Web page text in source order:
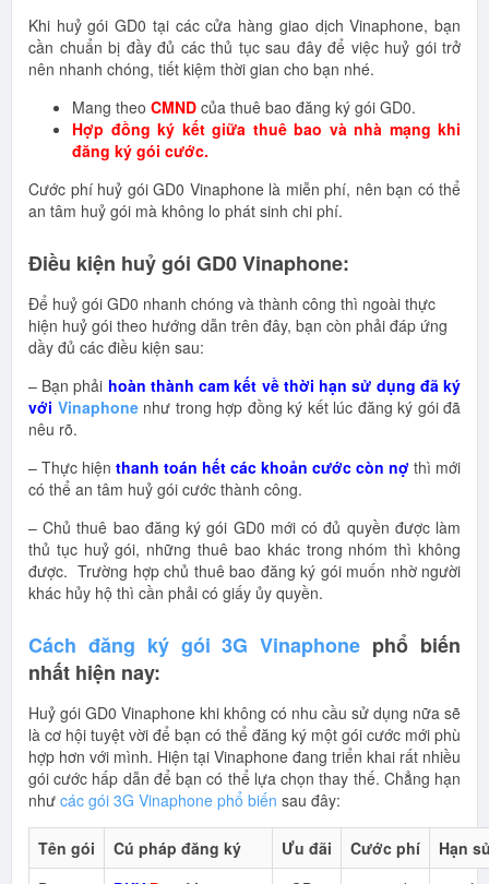
Khi huỷ gói GD0 tại các cửa hàng giao dịch Vinaphone, bạn
cần chuẩn bị đầy đủ các thủ tục sau đây để việc huỷ gói trở
nên nhanh chóng, tiết kiệm thời gian cho bạn nhé.
Mang theo CMND của thuê bao đăng ký gói GD0.
Hợp đồng ký kết giữa thuê bao và nhà mạng khi
đăng ký gói cước.
Cước phí huỷ gói GD0 Vinaphone là miễn phí, nên bạn có thể
an tâm huỷ gói mà không lo phát sinh chi phí.
Điều kiện huỷ gói GD0 Vinaphone:
Để huỷ gói GD0 nhanh chóng và thành công thì ngoài thực
hiện huỷ gói theo hướng dẫn trên đây, bạn còn phải đáp ứng
dầy đủ các điều kiện sau:
– Bạn phải hoàn thành cam kết về thời hạn sử dụng đã ký
với Vinaphonenhư trong hợp đồng ký kết lúc đăng ký gói đã
nêu rõ.
– Thực hiện thanh toán hết các khoản cước còn nợ thì mới
có thể an tâm huỷ gói cước thành công.
– Chủ thuê bao đăng ký gói GD0 mới có đủ quyền được làm
thủ tục huỷ gói, những thuê bao khác trong nhóm thì không
được. Trường hợp chủ thuê bao đăng ký gói muốn nhờ người
khác hủy hộ thì cần phải có giấy ủy quyền.
Cách đăng ký gói 3G Vinaphone phổ biến
nhất hiện nay:
Huỷ gói GD0 Vinaphone khi không có nhu cầu sử dụng nữa sẽ
là cơ hội tuyệt vời để bạn có thể đăng ký một gói cước mới phù
hợp hơn với mình. Hiện tại Vinaphone đang triển khai rất nhiều
gói cước hấp dẫn để bạn có thể lựa chọn thay thế. Chẳng hạn
như các gói 3G Vinaphone phổ biến sau đây:
Tên gói Cú pháp đăng ký Ưu đãi Cước phí
Hạn